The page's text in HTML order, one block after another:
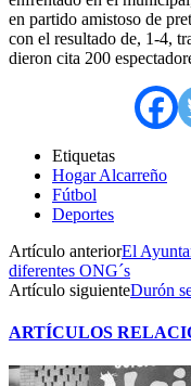
en partido amistoso de
con el resultado de, 1-4,
dieron cita 200
Etiquetas
Hogar Alcarreño
Fútbol
Deportes
Artículo anteriorEl
diferentes ONG´s
Artículo siguienteDurón
ARTÍCULOS